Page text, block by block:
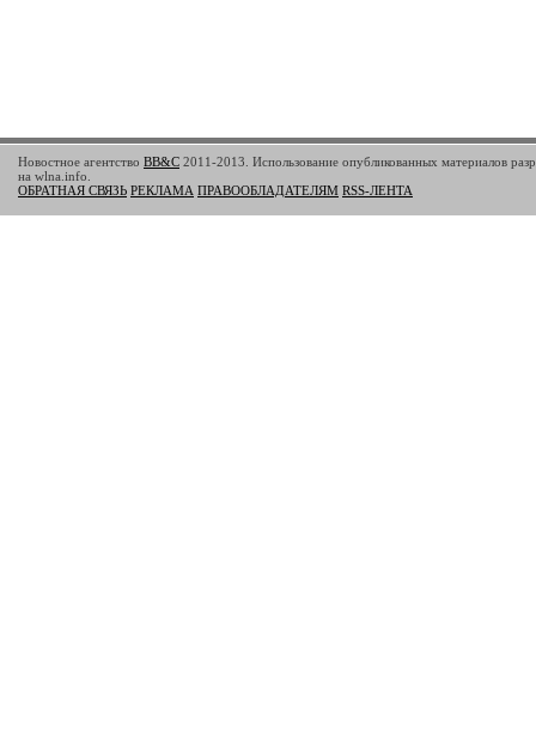
Новостное агентство BB&C 2011-2013. Использование опубликованных материалов
на wlna.info.
ОБРАТНАЯ СВЯЗЬ РЕКЛАМА ПРАВООБЛАДАТЕЛЯМ RSS-ЛЕНТА